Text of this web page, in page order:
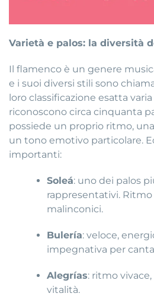
Varietà e palos: la diversità
Il flamenco è un genere
e i suoi diversi stili sono
loro classificazione esatta
riconoscono circa cinquanta
possiede un proprio ritmo,
un tono emotivo particolare.
importanti:
Soleá: uno dei palos
rappresentativi.
malinconici.
Bulería: veloce,
impegnativa per
Alegrías: ritmo
vitalità.